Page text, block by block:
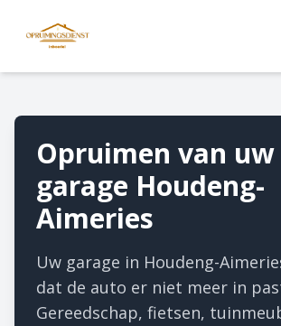
Opruimen van uw
garage Houdeng-
Aimeries
Uw garage in Houdeng-
dat de auto er niet meer in
Gereedschap, fietsen,